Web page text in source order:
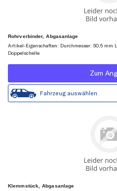
Rohrverbinder, Abgasanlage
Artikel-Eigenschaften: Durchmesser: 50,5 mm
Doppelschelle
Zum
Fahrzeug auswählen
Klemmstück, Abgasanlage